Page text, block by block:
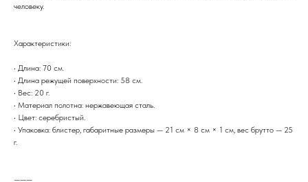
человеку.
Характеристики:
• Длина: 70 см.
• Длина режущей поверхности: 58 см.
• Вес: 20 г.
• Материал полотна: нержавеющая сталь.
• Цвет: серебристый.
• Упаковка: блистер, габаритные размеры — 21 см × 8 см × 1 см, вес брутто — 25
г.
———